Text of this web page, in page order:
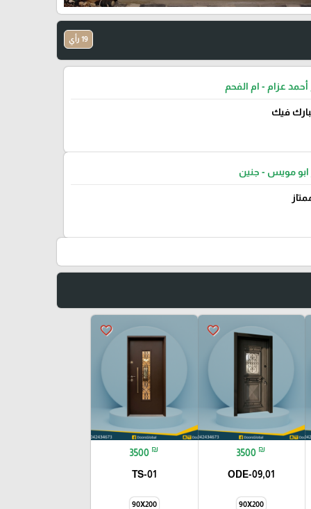
19 رأي
عزام - ام الفحم
فيك
ابو مويس - جنين
favorite_border
3500 ₪
ODE-09,01
90X200
favorite_border
3500 ₪
TS-01
90X200